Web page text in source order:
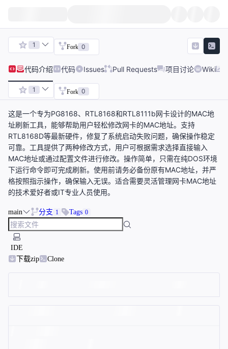
1 Fork 0
代码介绍 代码 Issues Pull Requests 项目讨论 Wiki
1 Fork 0
这是一个专为PG8168、RTL8168和RTL8111b网卡设计的MAC地
址刷新工具，能够帮助用户轻松修改网卡的MAC地址。支持
RTL8168D等最新硬件，修复了系统启动失败问题，确保操作稳定
可靠。工具提供了两种修改方式，用户可根据需求选择直接输入
MAC地址或通过配置文件进行修改。操作简单，只需在纯DOS环境
下运行命令即可完成刷新。使用前请务必备份原有MAC地址，并严
格按照指示操作，确保输入无误。适合需要灵活管理网卡MAC地址
的技术爱好者或IT专业人员使用。
main 分支 1 Tags 0
IDE
下载zip
Clone